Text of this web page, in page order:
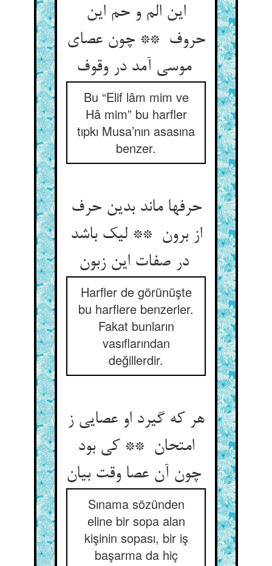
این الم و حم این
حروف ** چون عصای
موسی آمد در وقوف
Bu “Elif lâm mim ve
Hâ mim” bu harfler
tıpkı Musa’nın asasına
benzer.
حرفها ماند بدین حرف
از برون ** لیک باشد
در صفات این زبون
Harfler de görünüşte
bu harflere benzerler.
Fakat bunların
vasıflarından
değillerdir.
هر که گیرد او عصایی ز
امتحان ** کی بود
Sınama sözünden
eline bir sopa alan
kişinin sopası, bir iş
başarma da hiç